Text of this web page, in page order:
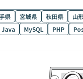
県 宮城県 秋田県 山
Java MySQL PHP